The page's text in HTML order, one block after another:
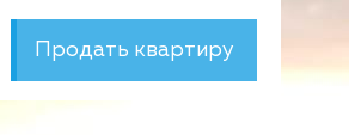
Продать квартиру